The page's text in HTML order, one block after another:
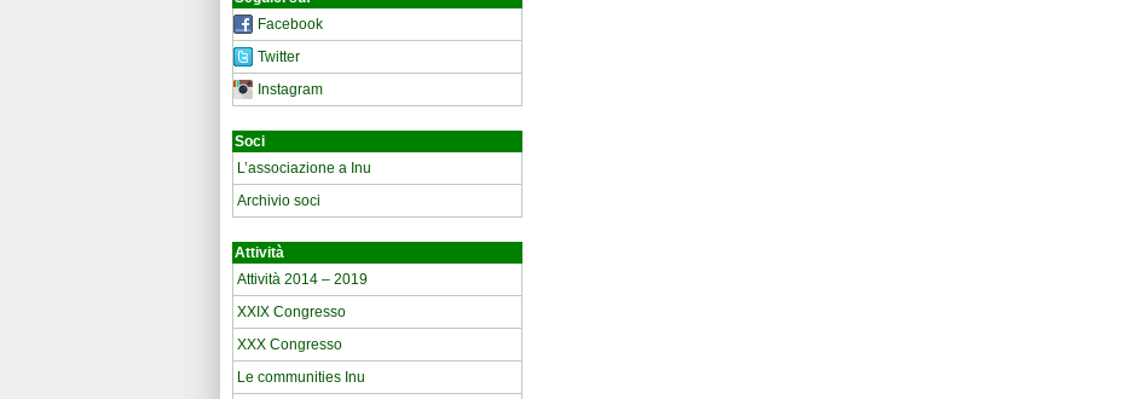
Facebook
Twitter
Instagram
Soci
L’associazione a Inu
Archivio soci
Attività
Attività 2014 – 2019
XXIX Congresso
XXX Congresso
Le communities Inu